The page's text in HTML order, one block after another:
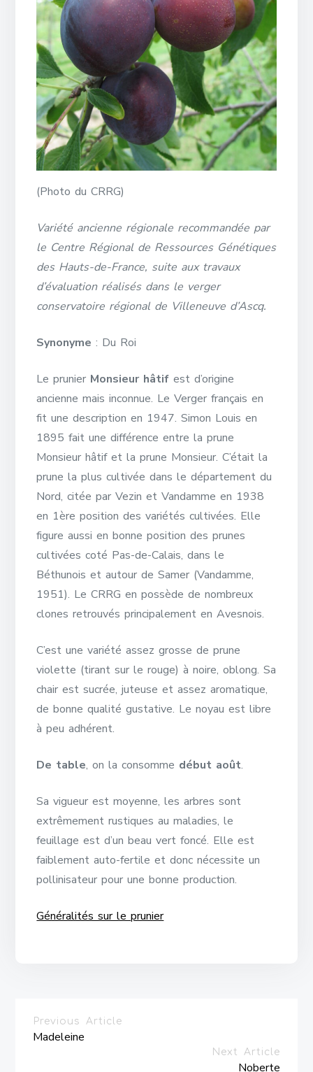
(Photo du CRRG)
Variété ancienne régionale recommandée par
le Centre Régional de Ressources Génétiques
des Hauts-de-France, suite aux travaux
d’évaluation réalisés dans le verger
conservatoire régional de Villeneuve d’Ascq.
Synonyme : Du Roi
Le prunier Monsieur hâtif est d’origine
ancienne mais inconnue. Le Verger français en
fit une description en 1947. Simon Louis en
1895 fait une différence entre la prune
Monsieur hâtif et la prune Monsieur. C’était la
prune la plus cultivée dans le département du
Nord, citée par Vezin et Vandamme en 1938
en 1ère position des variétés cultivées. Elle
figure aussi en bonne position des prunes
cultivées coté Pas-de-Calais, dans le
Béthunois et autour de Samer (Vandamme,
1951). Le CRRG en possède de nombreux
clones retrouvés principalement en Avesnois.
C’est une variété assez grosse de prune
violette (tirant sur le rouge) à noire, oblong. Sa
chair est sucrée, juteuse et assez aromatique,
de bonne qualité gustative. Le noyau est libre
à peu adhérent.
De table, on la consomme début août.
Sa vigueur est moyenne, les arbres sont
extrêmement rustiques au maladies, le
feuillage est d’un beau vert foncé. Elle est
faiblement auto-fertile et donc nécessite un
pollinisateur pour une bonne production.
Généralités sur le prunier
Previous Article
Madeleine
Next Article
Noberte